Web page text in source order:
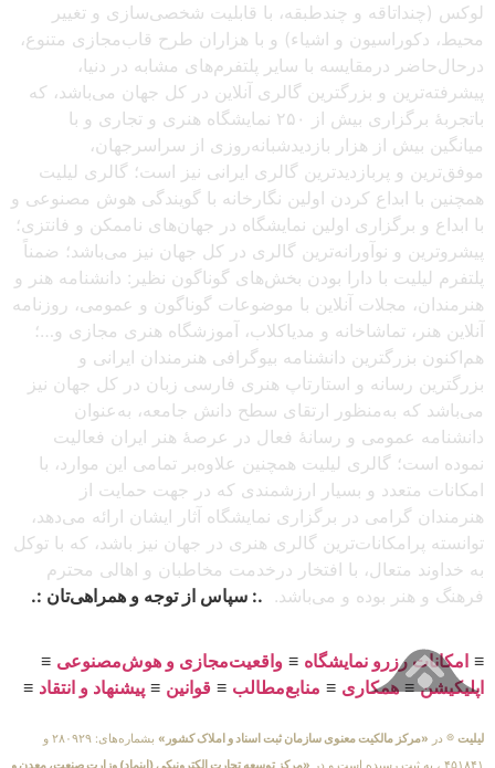
لوکس (چنداتاقه و چندطبقه، با قابلیت شخصی‌سازی و تغییر
محیط، دکوراسیون و اشیاء) و با هزاران طرح قاب‌مجازی متنوع،
درحال‌حاضر درمقایسه با سایر پلتفرم‌های مشابه در دنیا،
پیشرفته‌ترین و بزرگترین گالری آنلاین در کل جهان می‌باشد، که
باتجربهٔ برگزاری بیش از ۲۵۰ نمایشگاه هنری و تجاری و با
میانگین بیش از هزار بازدیدشبانه‌روزی از سراسرجهان،
موفق‌ترین و پربازدیدترین گالری ایرانی نیز است؛ گالری لیلیت
همچنین با ابداع کردن اولین نگارخانه با گویندگی هوش مصنوعی و
با ابداع و برگزاری اولین نمایشگاه در جهان‌های ناممکن و فانتزی؛
پیشروترین و نوآورانه‌ترین گالری در کل جهان نیز می‌باشد؛ ضمناً
پلتفرم لیلیت با دارا بودن بخش‌های گوناگون نظیر: دانشنامه هنر و
هنرمندان، مجلات آنلاین با موضوعات گوناگون و عمومی، روزنامه
آنلاین هنر، تماشاخانه و مدیاکلاب، آموزشگاه هنری مجازی و…؛
هم‌اکنون بزرگترین دانشنامه بیوگرافی هنرمندان ایرانی و
بزرگترین رسانه و استارتاپ هنری فارسی زبان در کل جهان نیز
می‌باشد که به‌منظور ارتقای سطح دانش جامعه، به‌عنوان
دانشنامه عمومی و رسانهٔ فعال در عرصهٔ هنر ایران فعالیت
نموده است؛ گالری لیلیت همچنین علاوه‌بر تمامی این موارد، با
امکانات متعدد و بسیار ارزشمندی که در جهت حمایت از
هنرمندان گرامی در برگزاری نمایشگاه آثار ایشان ارائه می‌دهد،
توانسته پرامکانات‌ترین گالری هنری در جهان نیز باشد، که با توکل
به خداوند متعال، با افتخار درخدمت مخاطبان و اهالی محترم
فرهنگ و هنر بوده و می‌باشد. .: سپاس از توجه و همراهی‌تان :.
≡ امکانات رزرو نمایشگاه ≡ واقعیت‌مجازی و هوش‌مصنوعی ≡
اپلیکیشن≡همکاری ≡ منابع‌مطالب ≡ قوانین ≡ پیشنهاد و انتقاد ≡
لیلیت ® در «مرکز مالکیت معنوی سازمان ثبت اسناد و املاک کشور»
بشماره‌های: ۲۸۰۹۲۹ و
۴۵۱۸۴۱ ، به ثبت رسیده است و در
«مرکز توسعه تجارت الکترونیکی (اینماد) وزارت صنعت، معدن و